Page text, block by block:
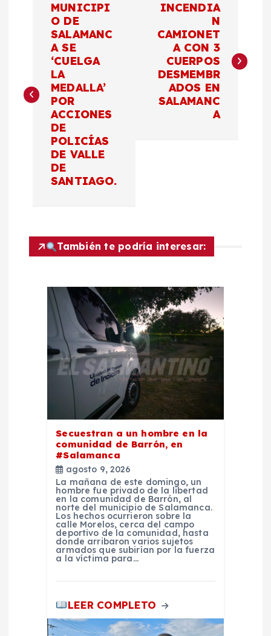
e
ó
n
MUNICIPI
O DE
SALAMANC
A SE
‘CUELGA
LA
MEDALLA’
POR
ACCIONES
DE
POLICÍAS
DE VALLE
DE
SANTIAGO.
INCENDIA
N
CAMIONET
A CON 3
CUERPOS
DESMEMBR
ADOS EN
SALAMANC
A
También te podría interesar:
Secuestran a un hombre en la
comunidad de Barrón, en
#Salamanca
agosto 9, 2026
La mañana de este domingo, un
hombre fue privado de la libertad
en la comunidad de Barrón, al
norte del municipio de Salamanca.
Los hechos ocurrieron sobre la
calle Morelos, cerca del campo
deportivo de la comunidad, hasta
donde arribaron varios sujetos
armados que subirían por la fuerza
a la víctima para…
LEER COMPLETO